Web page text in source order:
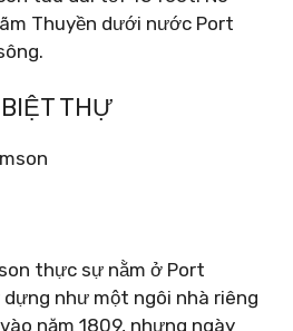
Thuyền dưới nước Port
THỰ
thực sự nằm ở Port
như một ngôi nhà riêng
năm 1809, nhưng ngày